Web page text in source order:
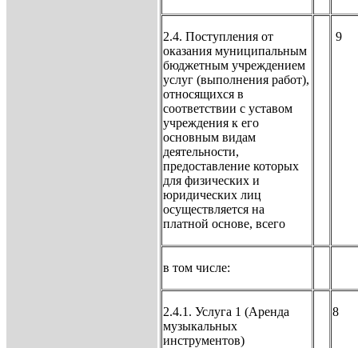
2.4. Поступления от
оказания муниципальным
бюджетным учреждением
услуг (выполнения работ),
относящихся в
соответствии с уставом
учреждения к его
основным видам
деятельности,
предоставление которых
для физических и
юридических лиц
осуществляется на
платной основе, всего
9
в том числе:
2.4.1. Услуга 1 (Аренда
музыкальных
инструментов)
8